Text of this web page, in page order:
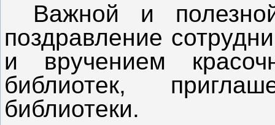
Важной и
поздравление
и вручением
библиотек,
библиотеки.